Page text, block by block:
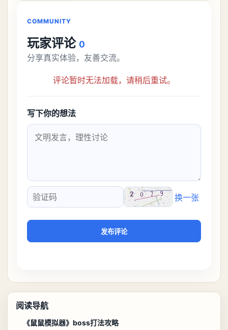
COMMUNITY
玩家评论 0
分享真实体验，友善交流。
评论暂时无法加载，请稍后重试。
写下你的想法
验证码
换一张
发布评论
阅读导航
《鼠鼠模拟器》boss打法攻略